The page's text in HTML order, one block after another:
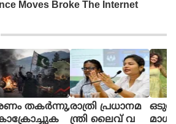
തകര്‍ന്നു,രാത്രി പ്രധാനമ
ന്ത്രി ലൈവ് വ